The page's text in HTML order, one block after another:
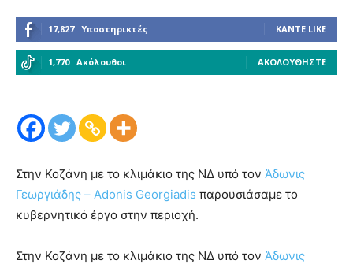
17,827 Υποστηρικτές ΚΆΝΤΕ LIKE
1,770 Ακόλουθοι ΑΚΟΛΟΥΘΉΣΤΕ
Στην Κοζάνη με το κλιμάκιο της ΝΔ υπό τον Άδωνις
Γεωργιάδης – Adonis Georgiadis παρουσιάσαμε το
κυβερνητικό έργο στην περιοχή.
Στην Κοζάνη με το κλιμάκιο της ΝΔ υπό τον Άδωνις